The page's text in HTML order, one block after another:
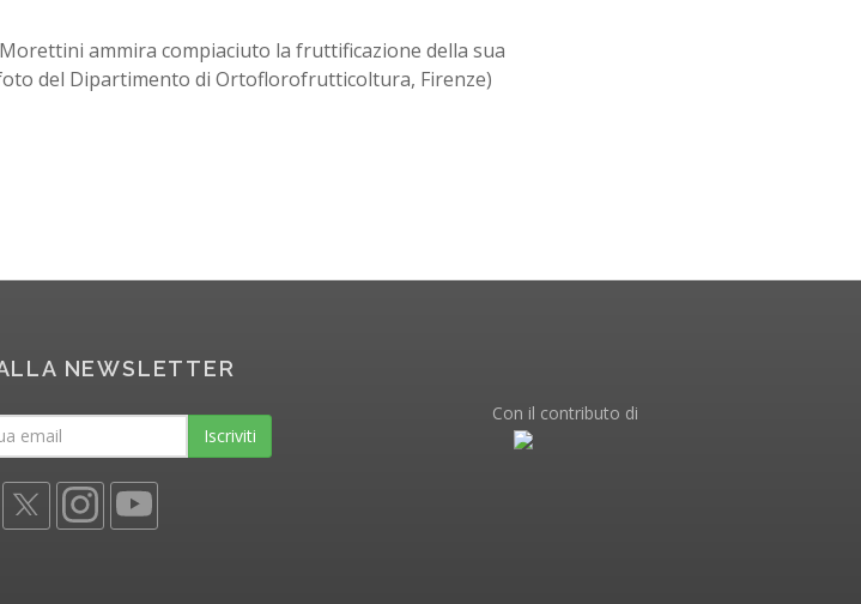
ammira compiaciuto la fruttificazione della sua
del Dipartimento di Ortoflorofrutticoltura, Firenze)
NEWSLETTER
Iscriviti
Con il contributo di